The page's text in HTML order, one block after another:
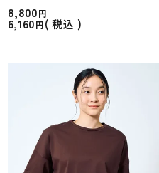
8,800
6,160 税込